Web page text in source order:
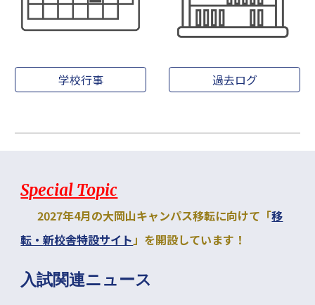
学校行事 過去ログ
Special Topic
2027年4月の大岡山キャンパス移転に向けて「移
転・新校舎特設サイト」を開設しています！
入試関連ニュース